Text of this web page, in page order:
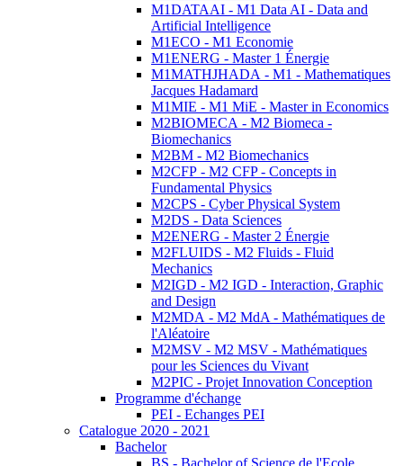
M1DATAAI - M1 Data AI - Data and
Artificial Intelligence
M1ECO - M1 Economie
M1ENERG - Master 1 Énergie
M1MATHJHADA - M1 - Mathematiques
Jacques Hadamard
M1MIE - M1 MiE - Master in Economics
M2BIOMECA - M2 Biomeca -
Biomechanics
M2BM - M2 Biomechanics
M2CFP - M2 CFP - Concepts in
Fundamental Physics
M2CPS - Cyber Physical System
M2DS - Data Sciences
M2ENERG - Master 2 Énergie
M2FLUIDS - M2 Fluids - Fluid
Mechanics
M2IGD - M2 IGD - Interaction, Graphic
and Design
M2MDA - M2 MdA - Mathématiques de
l'Aléatoire
M2MSV - M2 MSV - Mathématiques
pour les Sciences du Vivant
M2PIC - Projet Innovation Conception
Programme d'échange
PEI - Echanges PEI
Catalogue 2020 - 2021
Bachelor
BS - Bachelor of Science de l'Ecole